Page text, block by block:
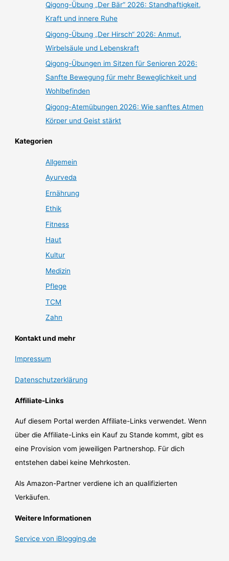
Qigong-Übung „Der Bär“ 2026: Standhaftigkeit,
Kraft und innere Ruhe
Qigong-Übung „Der Hirsch“ 2026: Anmut,
Wirbelsäule und Lebenskraft
Qigong-Übungen im Sitzen für Senioren 2026:
Sanfte Bewegung für mehr Beweglichkeit und
Wohlbefinden
Qigong-Atemübungen 2026: Wie sanftes Atmen
Körper und Geist stärkt
Kategorien
Allgemein
Ayurveda
Ernährung
Ethik
Fitness
Haut
Kultur
Medizin
Pflege
TCM
Zahn
Kontakt und mehr
Impressum
Datenschutzerklärung
Affiliate-Links
Auf diesem Portal werden Affiliate-Links verwendet. Wenn
über die Affiliate-Links ein Kauf zu Stande kommt, gibt es
eine Provision vom jeweiligen Partnershop. Für dich
entstehen dabei keine Mehrkosten.
Als Amazon-Partner verdiene ich an qualifizierten
Verkäufen.
Weitere Informationen
Service von iBlogging.de